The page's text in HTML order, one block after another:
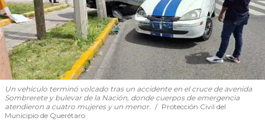
Un vehículo terminó volcado tras un accidente en el cruce de avenida
Sombrerete y bulevar de la Nación, donde cuerpos de emergencia
atendieron a cuatro mujeres y un menor.
Protección Civil del
Municipio de Querétaro